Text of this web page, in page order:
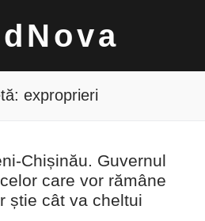
exproprieri
Chișinău. Guvernul
care vor rămâne
știe cât va cheltui